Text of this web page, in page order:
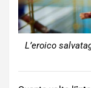
L’eroico